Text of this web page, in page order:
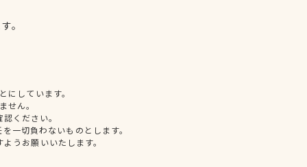
。
しています。
せん。
ください。
一切負わないものとします。
うお願いいたします。